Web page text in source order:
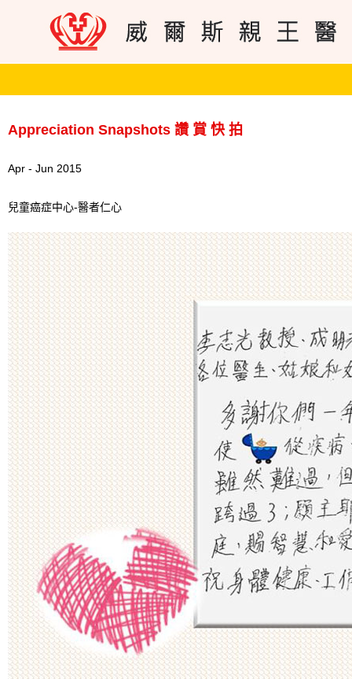
Appreciation Snapshots 讚 賞 快 拍
Apr - Jun 2015
兒童癌症中心-醫者仁心